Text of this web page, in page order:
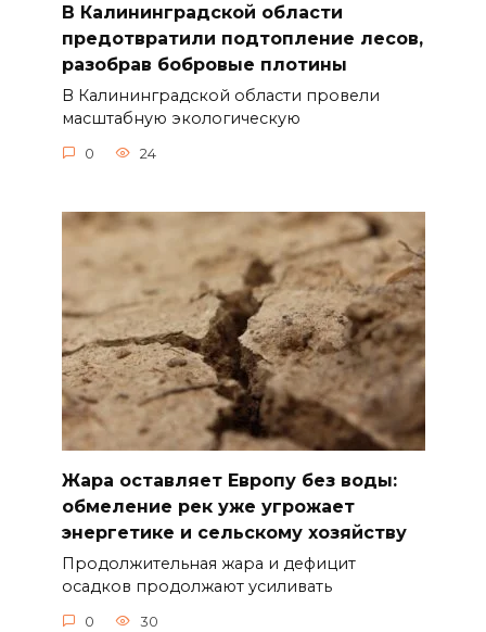
В Калининградской области
предотвратили подтопление лесов,
разобрав бобровые плотины
В Калининградской области провели
масштабную экологическую
0 24
Жара оставляет Европу без воды:
обмеление рек уже угрожает
энергетике и сельскому хозяйству
Продолжительная жара и дефицит
осадков продолжают усиливать
0 30